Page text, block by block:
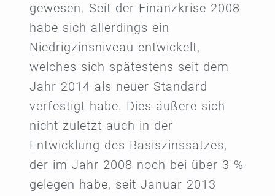
gewesen. Seit der Finanzkrise 2008
habe sich allerdings ein
Niedrigzinsniveau entwickelt,
welches sich spätestens seit dem
Jahr 2014 als neuer Standard
verfestigt habe. Dies äußere sich
nicht zuletzt auch in der
Entwicklung des Basiszinssatzes,
der im Jahr 2008 noch bei über 3 %
gelegen habe, seit Januar 2013